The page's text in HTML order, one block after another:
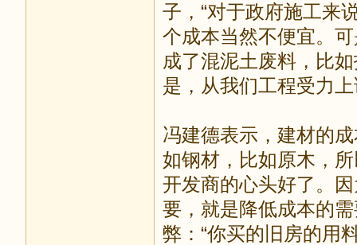
子，“对于政府施工来
个成本当然不便宜。
成了混泥土废料，比
是，从我们工程受力
冯建德表示，建材的
如钢材，比如原木，
开发商的心头好了。
要，就是降低成本的
弊：“你买的旧房的用